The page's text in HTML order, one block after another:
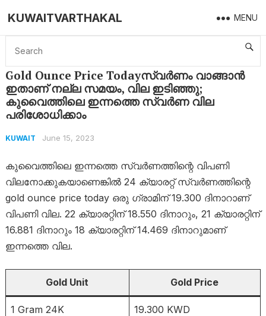
KUWAITVARTHAKAL MENU
Home Kuwait Gold Ounce Price Todayസ്വർണം വാങ്ങാൻ ഇതാണ് നല്ല സമയം, വില ഇടിഞ്ഞു; കുവൈത്തിലെ ഇന്നത്തെ സ്വർണ വില പരിശോധിക്കാം
Gold Ounce Price Todayസ്വർണം വാങ്ങാൻ
ഇതാണ് നല്ല സമയം, വില ഇടിഞ്ഞു;
കുവൈത്തിലെ ഇന്നത്തെ സ്വർണ വില
പരിശോധിക്കാം
KUWAIT June 15, 2023
കുവൈത്തിലെ ഇന്നത്തെ സ്വർണത്തിന്റെ വിപണി
വിലനോക്കുകയാണെങ്കിൽ 24 ക്യാരറ്റ് സ്വർണത്തിന്റെ
gold ounce price today ഒരു ​ഗ്രാമിന് 19.300 ദിനാറാണ്
വിപണി വില. 22 ക്യാരറ്റിന് 18.550 ദിനാറും, 21 ക്യാരറ്റിന്
16.881 ദിനാറും 18 ക്യാരറ്റിന് 14.469 ദിനാറുമാണ്
ഇന്നത്തെ വില.‌‌‌
Gold Unit Gold Price
1 Gram 24K 19.300 KWD